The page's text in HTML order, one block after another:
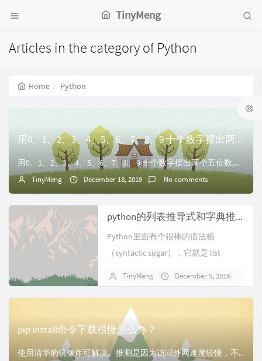
TinyMeng
Articles in the category of Python
Home Python
用0、1、2、3、4、5、6、7、8、9 十个数字摆出两个五位数,使这两个五位数相加和最大,可以摆出怎样的算式?相加和是多少?
用0、1、2、3、4、5、6、7、8、9 十个数字摆出两个五位数,使这两个五位数相加和最大,可以摆出怎样的算式?相加和是多少?#!/usr/bin/env...
TinyMeng December 18, 2019 No comments
python的列表推导式和字典推导式 (python的简单入门)
Python里面有个很棒的语法糖
（syntactic sugar），它就是 list
TinyMeng December 5, 2019
pip install命令下载很慢怎么办？
使用清华的镜像库可解决。推测是因为访问外网速度较慢，不过同样的文件在清华的服务器上也有一份镜像，我们从清华的服务器上下载就好了。比如我们的cmd命令本来是...